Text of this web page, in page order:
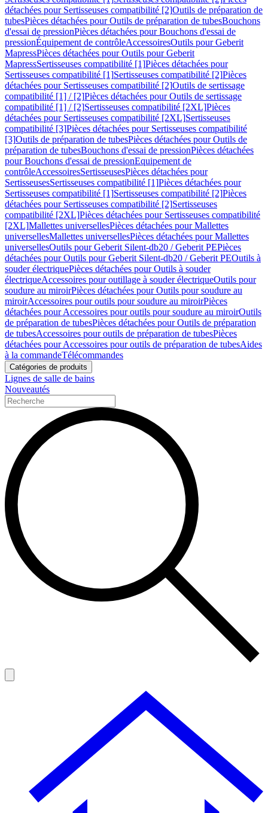
détachées pour Sertisseuses compatibilité [2]Outils de préparation de
tubesPièces détachées pour Outils de préparation de tubesBouchons
d'essai de pressionPièces détachées pour Bouchons d'essai de
pressionÉquipement de contrôleAccessoiresOutils pour Geberit
MapressPièces détachées pour Outils pour Geberit
MapressSertisseuses compatibilité [1]Pièces détachées pour
Sertisseuses compatibilité [1]Sertisseuses compatibilité [2]Pièces
détachées pour Sertisseuses compatibilité [2]Outils de sertissage
compatibilité [1] / [2]Pièces détachées pour Outils de sertissage
compatibilité [1] / [2]Sertisseuses compatibilité [2XL]Pièces
détachées pour Sertisseuses compatibilité [2XL]Sertisseuses
compatibilité [3]Pièces détachées pour Sertisseuses compatibilité
[3]Outils de préparation de tubesPièces détachées pour Outils de
préparation de tubesBouchons d'essai de pressionPièces détachées
pour Bouchons d'essai de pressionEquipement de
contrôleAccessoiresSertisseusesPièces détachées pour
SertisseusesSertisseuses compatibilité [1]Pièces détachées pour
Sertisseuses compatibilité [1]Sertisseuses compatibilité [2]Pièces
détachées pour Sertisseuses compatibilité [2]Sertisseuses
compatibilité [2XL]Pièces détachées pour Sertisseuses compatibilité
[2XL]Mallettes universellesPièces détachées pour Mallettes
universellesMallettes universellesPièces détachées pour Mallettes
universellesOutils pour Geberit Silent-db20 / Geberit PEPièces
détachées pour Outils pour Geberit Silent-db20 / Geberit PEOutils à
souder électriquePièces détachées pour Outils à souder
électriqueAccessoires pour outillage à souder électriqueOutils pour
soudure au miroirPièces détachées pour Outils pour soudure au
miroirAccessoires pour outils pour soudure au miroirPièces
détachées pour Accessoires pour outils pour soudure au miroirOutils
de préparation de tubesPièces détachées pour Outils de préparation
de tubesAccessoires pour outils de préparation de tubesPièces
détachées pour Accessoires pour outils de préparation de tubesAides
à la commandeTélécommandes
Catégories de produits
Lignes de salle de bains
Nouveautés